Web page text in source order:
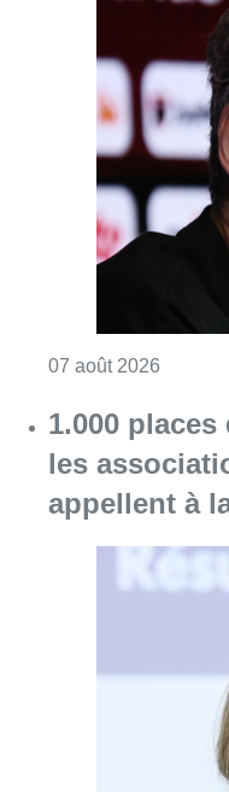
1.000
les
appellent à
Berchem-
la ligne 9 a
déraillement